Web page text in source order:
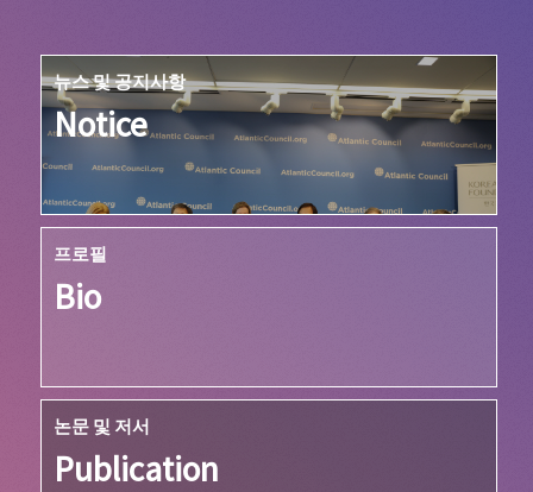
뉴스 및 공지사항
Notice
프로필
Bio
논문 및 저서
Publication